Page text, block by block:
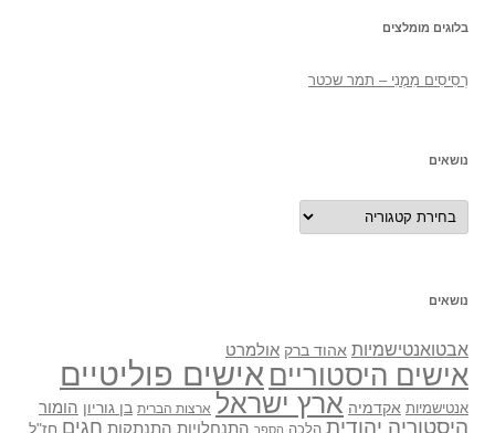
בלוגים מומלצים
רְסִיסִים מִמֶנִי – תמר שכטר
נושאים
נושאים
נושאים
אבטואנטישמיות אהוד ברק אולמרט
אישים היסטוריים אישים פוליטיים
אנטישמיות אקדמיה ארץ ישראל ארצות הברית בן גוריון הומור
היסטוריה יהודית הלכה הספר התנחלויות התנתקות חגים חז"ל